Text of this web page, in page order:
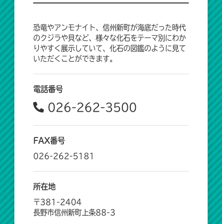
恐竜やアンモナイト、信州新町が海底だった時代
のクジラや貝など、様々な化石をテーマ別にわか
りやすく展示していて、化石の図鑑のように見て
いただくことができます。
電話番号
026-262-3500
FAX番号
026-262-5181
所在地
〒381-2404
長野市信州新町上条88-3